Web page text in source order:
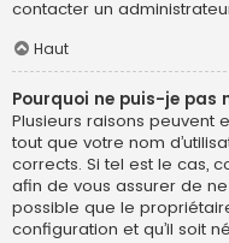
contacter un
Haut
Pourquoi ne puis-je pas
Plusieurs raisons peuvent
tout que votre nom
corrects. Si tel est le cas,
afin de vous assurer de
possible que le
configuration et qu’il soit